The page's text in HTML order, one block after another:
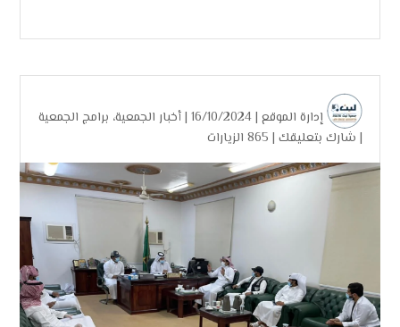
إدارة الموقع | 16/10/2024 | أخبار الجمعية، برامج الجمعية
| شارك بتعليقك | 865 الزيارات